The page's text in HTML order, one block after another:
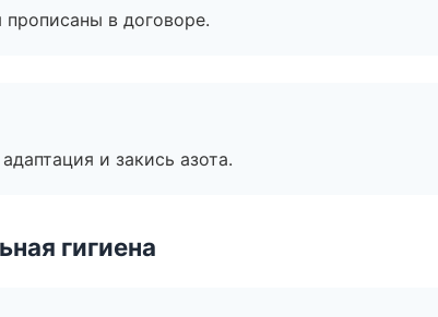
в договоре.
и закись азота.
гигиена